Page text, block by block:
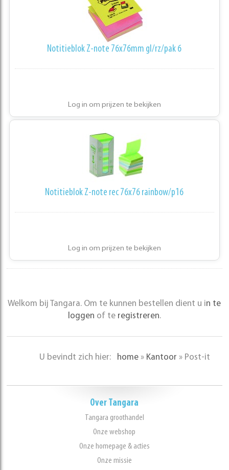
Notitieblok Z-note 76x76mm gl/rz/pak 6
Log in om prijzen te bekijken
Notitieblok Z-note rec 76x76 rainbow/p16
Log in om prijzen te bekijken
Welkom bij Tangara. Om te kunnen bestellen dient u in te
loggen of te registreren.
U bevindt zich hier: home » Kantoor » Post-it
Over Tangara
Tangara groothandel
Onze webshop
Onze homepage & acties
Onze missie